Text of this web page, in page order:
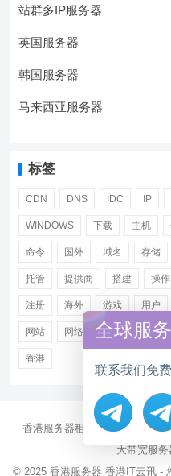
站群多IP服务器
英国服务器
韩国服务器
马来西亚服务器
标签
CDN DNS IDC IP
WINDOWS 下载 主机
命令 国外 域名 存储
托管 提供商 搭建 操
注册 海外 游戏 用户
网站 网络 腾讯 虚拟
香港
香港服务器租用 海外CN2服务
大带宽服务
© 2025 香港服务器 香港IT云讯 -
全球服
联系我们免